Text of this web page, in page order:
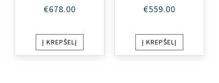
€678.00
Į KREPŠELĮ
€559.00
Į KREPŠELĮ